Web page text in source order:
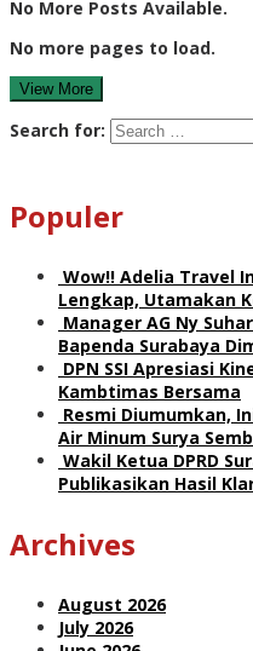
No More Posts Available.
No more pages to load.
View More
Search for:
Populer
Wow!! Adelia Travel
Lengkap, Utamakan
Manager AG Ny
Bapenda Surabaya
DPN SSI Apresiasi
Kambtimas Bersama
Resmi Diumumkan,
Air Minum Surya
Wakil Ketua DPRD
Publikasikan Hasil
Archives
August 2026
July 2026